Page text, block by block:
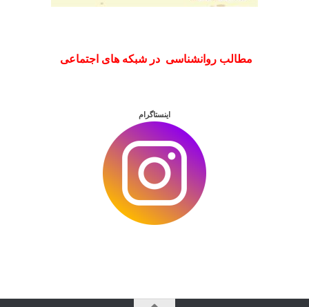
مطالب روانشناسی در شبکه های اجتماعی
اینستاگرام